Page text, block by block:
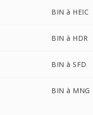
BIN à HEIC
BIN à HDR
BIN à SFD
BIN à MNG